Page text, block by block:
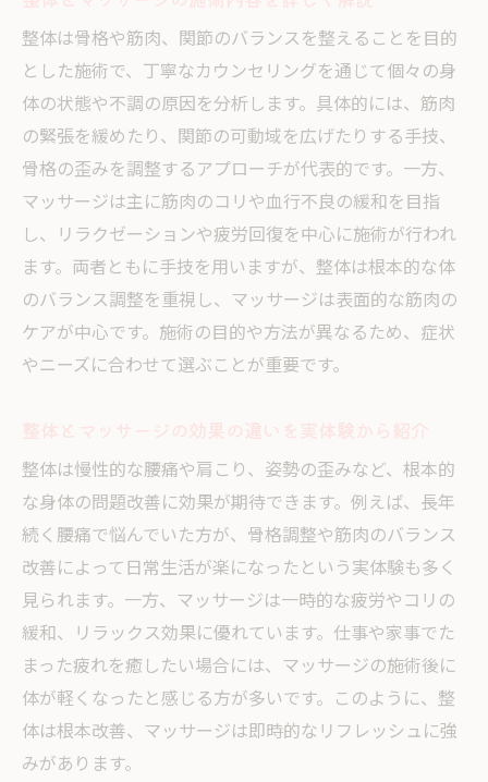
整体院選びで重視すべき安心のチェック項
目
口コミで分かる安城市の整体院の評判と特
徴
整体の技術力と信頼性を見極めるポイント
整体院のカウンセリングがもたらす効果と
は
整体と他施術の比較で見える最適な選択肢
整体院の衛生管理と快適な施術環境につい
て
性
整体院のカウンセリング内容で安心度を判
断
整体が初めてでも安心なサポート体制を紹
介
整体院選びで失敗しないための注意点
整体とマッサージの通いやすさを比較
整体の施術内容と料金の透明性が安心の鍵
腰痛改善に整体が効果的な理由
整体は骨格や筋肉、関節のバランスを整えることを目的
とした施術で、丁寧なカウンセリングを通じて個々の身
体の状態や不調の原因を分析します。具体的には、筋肉
の緊張を緩めたり、関節の可動域を広げたりする手技、
骨格の歪みを調整するアプローチが代表的です。一方、
マッサージは主に筋肉のコリや血行不良の緩和を目指
し、リラクゼーションや疲労回復を中心に施術が行われ
ます。両者ともに手技を用いますが、整体は根本的な体
のバランス調整を重視し、マッサージは表面的な筋肉の
ケアが中心です。施術の目的や方法が異なるため、症状
やニーズに合わせて選ぶことが重要です。
整体は慢性的な腰痛や肩こり、姿勢の歪みなど、根本的
な身体の問題改善に効果が期待できます。例えば、長年
続く腰痛で悩んでいた方が、骨格調整や筋肉のバランス
改善によって日常生活が楽になったという実体験も多く
見られます。一方、マッサージは一時的な疲労やコリの
緩和、リラックス効果に優れています。仕事や家事でた
まった疲れを癒したい場合には、マッサージの施術後に
体が軽くなったと感じる方が多いです。このように、整
体は根本改善、マッサージは即時的なリフレッシュに強
みがあります。